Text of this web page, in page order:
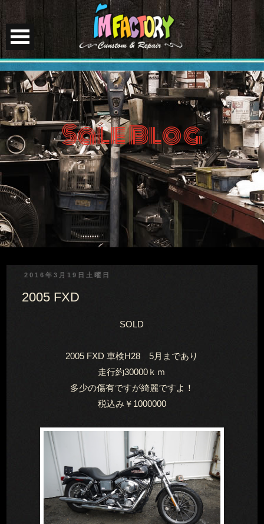
Sale Blog
2016年3月19日土曜日
2005 FXD
SOLD
2005 FXD 車検H28 5月まであり
走行約30000ｋｍ
多少の傷有ですが綺麗ですよ！
税込み￥1000000